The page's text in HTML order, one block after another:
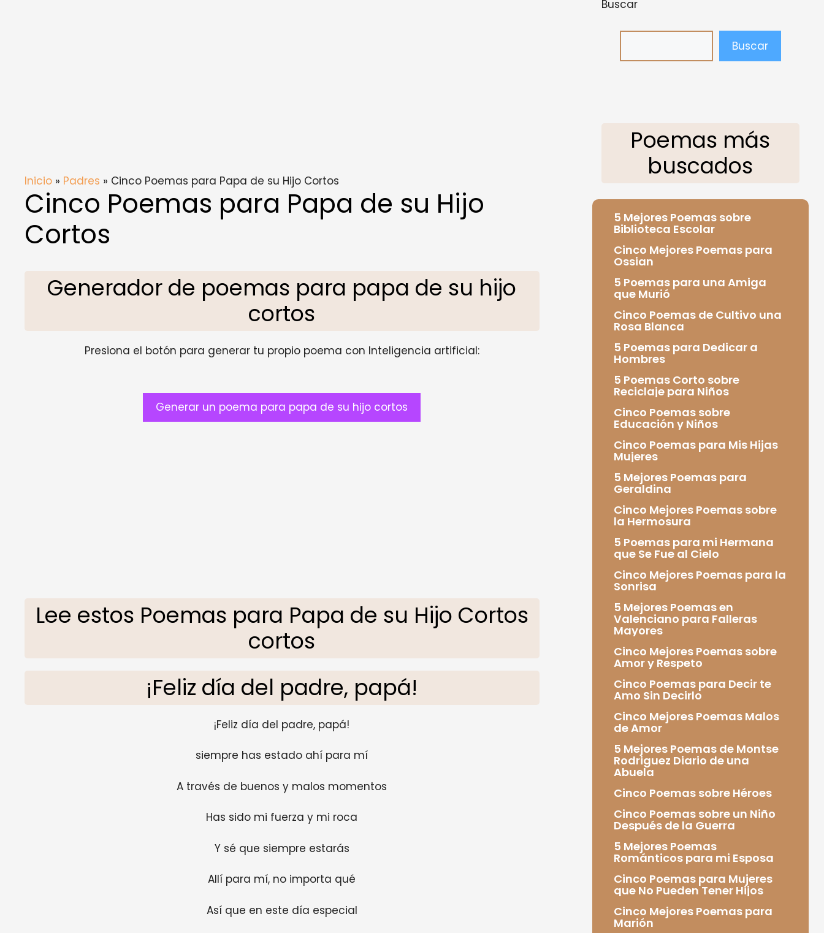
Inicio » Padres » Cinco Poemas para Papa de su Hijo Cortos
Cinco Poemas para Papa de su Hijo
Cortos
Generador de poemas para papa de su hijo
cortos
Presiona el botón para generar tu propio poema con Inteligencia artificial:
Generar un poema para papa de su hijo cortos
Lee estos Poemas para Papa de su Hijo Cortos
cortos
¡Feliz día del padre, papá!
¡Feliz día del padre, papá!
siempre has estado ahí para mí
A través de buenos y malos momentos
Has sido mi fuerza y ​​mi roca
Y sé que siempre estarás
Allí para mí, no importa qué
Así que en este día especial
Buscar
Buscar
Poemas más
buscados
5 Mejores Poemas sobre
Biblioteca Escolar
Cinco Mejores Poemas para
Ossian
5 Poemas para una Amiga
que Murió
Cinco Poemas de Cultivo una
Rosa Blanca
5 Poemas para Dedicar a
Hombres
5 Poemas Corto sobre
Reciclaje para Niños
Cinco Poemas sobre
Educación y Niños
Cinco Poemas para Mis Hijas
Mujeres
5 Mejores Poemas para
Geraldina
Cinco Mejores Poemas sobre
la Hermosura
5 Poemas para mi Hermana
que Se Fue al Cielo
Cinco Mejores Poemas para la
Sonrisa
5 Mejores Poemas en
Valenciano para Falleras
Mayores
Cinco Mejores Poemas sobre
Amor y Respeto
Cinco Poemas para Decir te
Amo Sin Decirlo
Cinco Mejores Poemas Malos
de Amor
5 Mejores Poemas de Montse
Rodriguez Diario de una
Abuela
Cinco Poemas sobre Héroes
Cinco Poemas sobre un Niño
Después de la Guerra
5 Mejores Poemas
Románticos para mi Esposa
Cinco Poemas para Mujeres
que No Pueden Tener Hijos
Cinco Mejores Poemas para
Marión